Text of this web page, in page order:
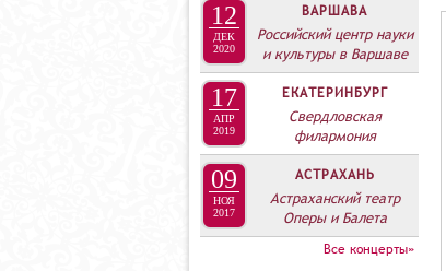
12
ДЕК
2020
ВАРШАВА
Российский центр науки
и культуры в Варшаве
17
АПР
2019
ЕКАТЕРИНБУРГ
Свердловская
филармония
09
НОЯ
2017
АСТРАХАНЬ
Астраханский театр
Оперы и Балета
Все концерты»